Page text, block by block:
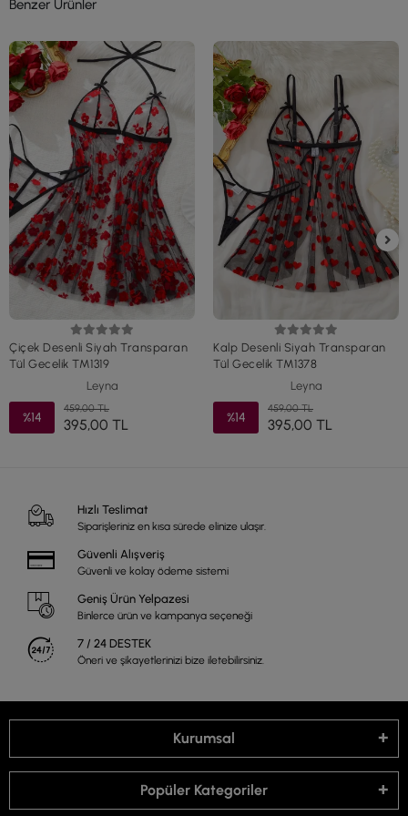
Benzer Ürünler
Çiçek Desenli Siyah Transparan
Tül Gecelik TM1319
Leyna
%14
459,00 TL
395,00 TL
Kalp Desenli Siyah Transparan
Tül Gecelik TM1378
Leyna
%14
459,00 TL
395,00 TL
Hızlı Teslimat
Siparişleriniz en kısa sürede elinize ulaşır.
Güvenli Alışveriş
Güvenli ve kolay ödeme sistemi
Geniş Ürün Yelpazesi
Binlerce ürün ve kampanya seçeneği
7 / 24 DESTEK
Öneri ve şikayetlerinizi bize iletebilirsiniz.
Kurumsal
Popüler Kategoriler